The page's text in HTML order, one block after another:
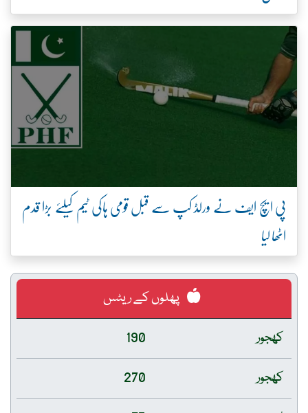
پی ایچ ایف نے ورلڈ کپ سے قبل قومی ہاکی ٹیم کیلئے بڑا قدم
اٹھا لیا
پھلوں کے ریٹس
کھجور
190
کھجور
270